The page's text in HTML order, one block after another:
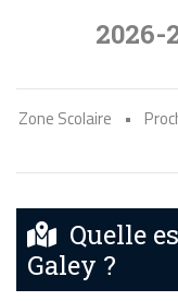
2026-
Zone Scolaire •
Quelle
Galey ?